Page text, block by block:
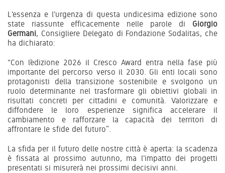
L'essenza e l'urgenza di questa undicesima edizione sono
state riassunte efficacemente nelle parole di Giorgio
Germani, Consigliere Delegato di Fondazione Sodalitas, che
ha dichiarato:
“Con l’edizione 2026 il Cresco Award entra nella fase più
importante del percorso verso il 2030. Gli enti locali sono
protagonisti della transizione sostenibile e svolgono un
ruolo determinante nel trasformare gli obiettivi globali in
risultati concreti per cittadini e comunità. Valorizzare e
diffondere le loro esperienze significa accelerare il
cambiamento e rafforzare la capacità dei territori di
affrontare le sfide del futuro”.
La sfida per il futuro delle nostre città è aperta: la scadenza
è fissata al prossimo autunno, ma l'impatto dei progetti
presentati si misurerà nei prossimi decisivi anni.